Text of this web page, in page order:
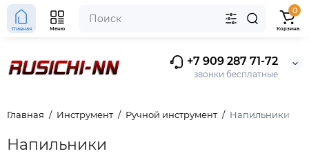
+7 909 287 71-72
звонки бесплатные
Главная Меню
0
Корзина
Главная Инструмент Ручной инструмент Напильники
Напильники